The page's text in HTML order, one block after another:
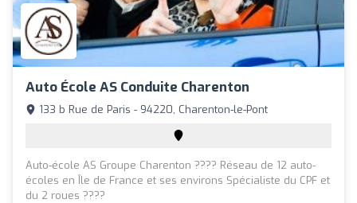
Auto École AS Conduite Charenton
133 b Rue de Paris - 94220, Charenton-le-Pont
Auto-école AS Groupe Charenton ???? Réseau de 12 auto-
écoles en Île de France et ses environs Spécialiste du CPF et
du 2 roues ????